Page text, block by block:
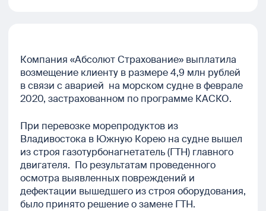
Компания «Абсолют Страхование» выплатила
возмещение клиенту в размере 4,9 млн рублей
в связи с аварией на морском судне в феврале
2020, застрахованном по программе КАСКО.
При перевозке морепродуктов из
Владивостока в Южную Корею на судне вышел
из строя газотурбонагнетатель (ГТН) главного
двигателя. По результатам проведенного
осмотра выявленных повреждений и
дефектации вышедшего из строя оборудования,
было принято решение о замене ГТН.